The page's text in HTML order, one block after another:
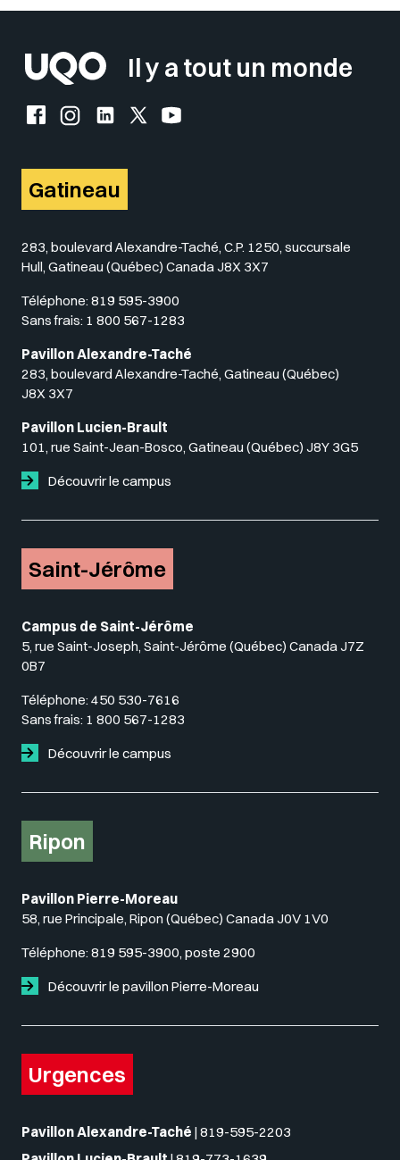
Il y a tout un monde
Facebook de l'UQO
Instagram de l'UQO
LinkedIn de l'UQO
X (Twitter) de l'UQO
YouTube de l'UQO
Gatineau
283, boulevard Alexandre-Taché, C.P. 1250, succursale
Hull, Gatineau (Québec) Canada J8X 3X7
Téléphone: 819 595-3900
Sans frais: 1 800 567-1283
Pavillon Alexandre-Taché
283, boulevard Alexandre-Taché, Gatineau (Québec)
J8X 3X7
Pavillon Lucien-Brault
101, rue Saint-Jean-Bosco, Gatineau (Québec) J8Y 3G5
Découvrir le campus
Saint-Jérôme
Campus de Saint-Jérôme
5, rue Saint-Joseph, Saint-Jérôme (Québec) Canada J7Z
0B7
Téléphone: 450 530-7616
Sans frais: 1 800 567-1283
Découvrir le campus
Ripon
Pavillon Pierre-Moreau
58, rue Principale, Ripon (Québec) Canada J0V 1V0
Téléphone: 819 595-3900, poste 2900
Découvrir le pavillon Pierre-Moreau
Urgences
Pavillon Alexandre-Taché | 819-595-2203